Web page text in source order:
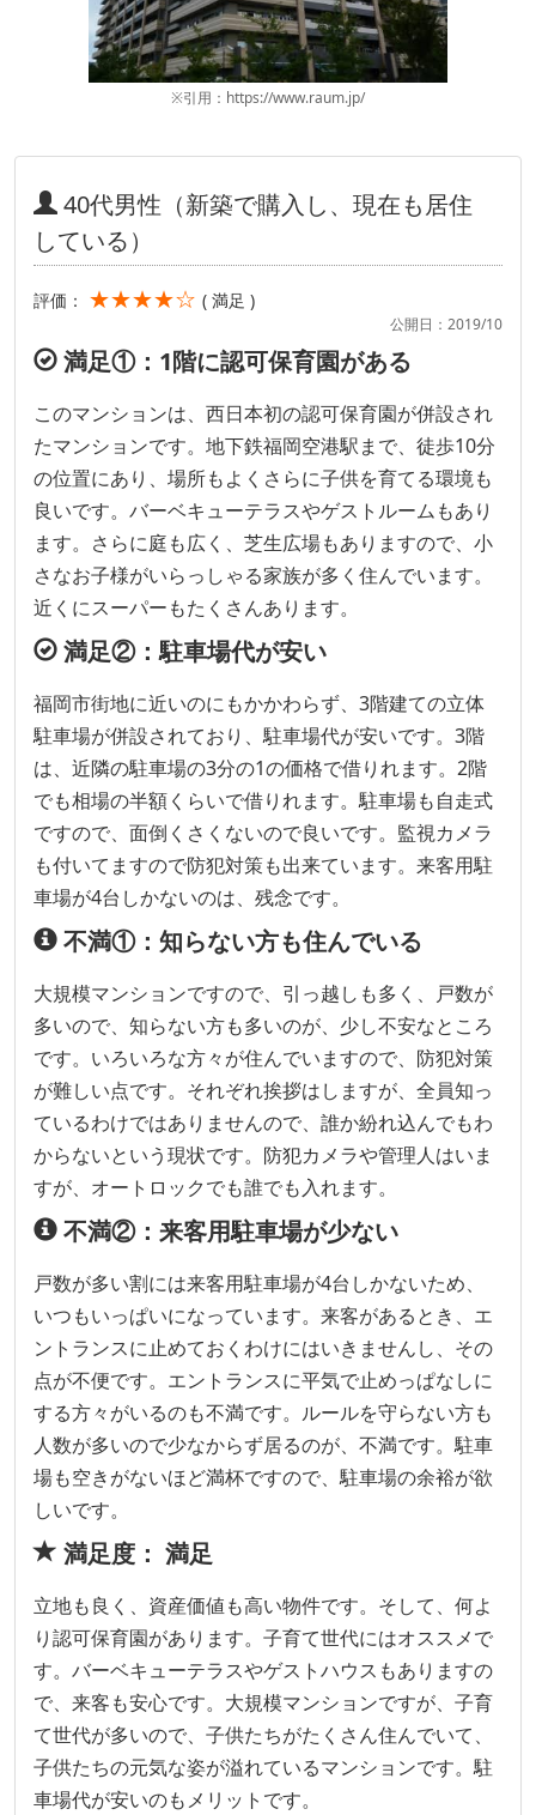
※引用：https://www.raum.jp/
40代男性（新築で購入し、現在も居住
している）
評価： ★★★★☆ ( 満足 )
公開日：2019/10
満足①：1階に認可保育園がある
このマンションは、西日本初の認可保育園が併設され
たマンションです。地下鉄福岡空港駅まで、徒歩10分
の位置にあり、場所もよくさらに子供を育てる環境も
良いです。バーベキューテラスやゲストルームもあり
ます。さらに庭も広く、芝生広場もありますので、小
さなお子様がいらっしゃる家族が多く住んでいます。
近くにスーパーもたくさんあります。
満足②：駐車場代が安い
福岡市街地に近いのにもかかわらず、3階建ての立体
駐車場が併設されており、駐車場代が安いです。3階
は、近隣の駐車場の3分の1の価格で借りれます。2階
でも相場の半額くらいで借りれます。駐車場も自走式
ですので、面倒くさくないので良いです。監視カメラ
も付いてますので防犯対策も出来ています。来客用駐
車場が4台しかないのは、残念です。
不満①：知らない方も住んでいる
大規模マンションですので、引っ越しも多く、戸数が
多いので、知らない方も多いのが、少し不安なところ
です。いろいろな方々が住んでいますので、防犯対策
が難しい点です。それぞれ挨拶はしますが、全員知っ
ているわけではありませんので、誰か紛れ込んでもわ
からないという現状です。防犯カメラや管理人はいま
すが、オートロックでも誰でも入れます。
不満②：来客用駐車場が少ない
戸数が多い割には来客用駐車場が4台しかないため、
いつもいっぱいになっています。来客があるとき、エ
ントランスに止めておくわけにはいきませんし、その
点が不便です。エントランスに平気で止めっぱなしに
する方々がいるのも不満です。ルールを守らない方も
人数が多いので少なからず居るのが、不満です。駐車
場も空きがないほど満杯ですので、駐車場の余裕が欲
しいです。
満足度： 満足
立地も良く、資産価値も高い物件です。そして、何よ
り認可保育園があります。子育て世代にはオススメで
す。バーベキューテラスやゲストハウスもありますの
で、来客も安心です。大規模マンションですが、子育
て世代が多いので、子供たちがたくさん住んでいて、
子供たちの元気な姿が溢れているマンションです。駐
車場代が安いのもメリットです。